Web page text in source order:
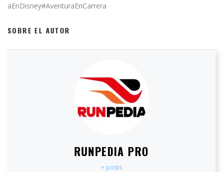
aEnDisney#AventuraEnCarrera
SOBRE EL AUTOR
RUNPEDIA PRO
+ posts